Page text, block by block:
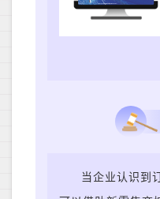
当企业认识到